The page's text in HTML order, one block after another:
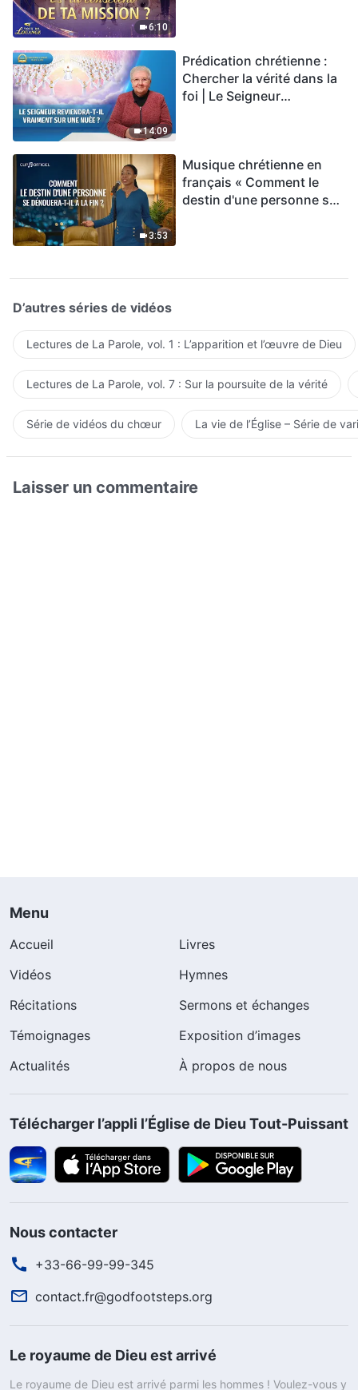
6:10
14:09
Prédication chrétienne :
Chercher la vérité dans la
foi | Le Seigneur
3:53
Musique chrétienne en
français « Comment le
destin d'une personne se
D’autres séries de vidéos
Lectures de La Parole, vol. 1 : L’apparition et l’œuvre de Dieu
Lectures de La Parole, vol. 7 : Sur la poursuite de la vérité
Série de vidéos du chœur La vie de l’Église – Série de
Laisser un commentaire
Menu
Accueil
Livres
Vidéos
Hymnes
Récitations
Sermons et échanges
Témoignages
Exposition d’images
Actualités
À propos de nous
Télécharger l’appli l’Église de Dieu Tout-Puissant
Nous contacter
+33-66-99-99-345
contact.fr@godfootsteps.org
Le royaume de Dieu est arrivé
Le royaume de Dieu est arrivé parmi les hommes ! Voulez-vous y